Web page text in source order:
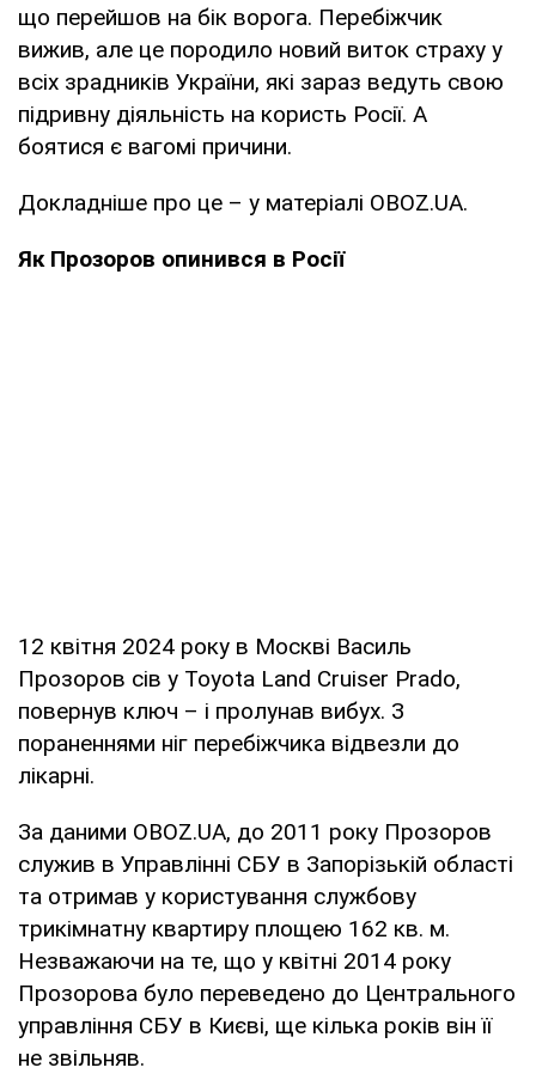
що перейшов на бік ворога. Перебіжчик
вижив, але це породило новий виток страху у
всіх зрадників України, які зараз ведуть свою
підривну діяльність на користь Росії. А
боятися є вагомі причини.
Докладніше про це – у матеріалі OBOZ.UA.
Як Прозоров опинився в Росії
12 квітня 2024 року в Москві Василь
Прозоров сів у Toyota Land Cruiser Prado,
повернув ключ – і пролунав вибух. З
пораненнями ніг перебіжчика відвезли до
лікарні.
За даними OBOZ.UA, до 2011 року Прозоров
служив в Управлінні СБУ в Запорізькій області
та отримав у користування службову
трикімнатну квартиру площею 162 кв. м.
Незважаючи на те, що у квітні 2014 року
Прозорова було переведено до Центрального
управління СБУ в Києві, ще кілька років він її
не звільняв.